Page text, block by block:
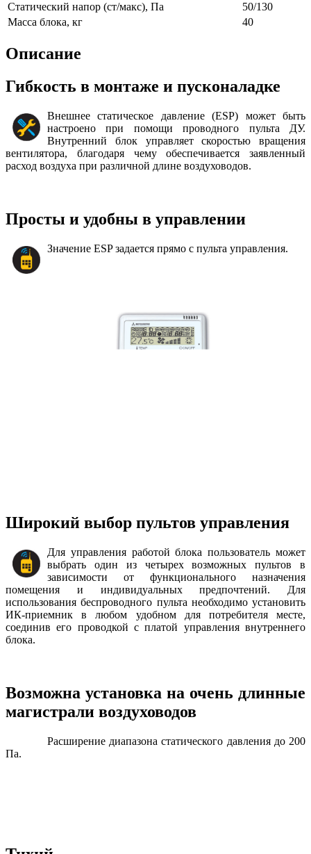
Статический напор (ст/макс), Па
50/130
Масса блока, кг
40
Описание
Гибкость в монтаже и пусконаладке
Внешнее статическое давление (ESP) может быть
настроено при помощи проводного пульта ДУ.
Внутренний блок управляет скоростью вращения
вентилятора, благодаря чему обеспечивается заявленный
расход воздуха при различной длине воздуховодов.
Просты и удобны в управлении
Значение ESP задается прямо с пульта управления.
Широкий выбор пультов управления
Для управления работой блока пользователь может
выбрать один из четырех возможных пультов в
зависимости от функционального назначения
помещения и индивидуальных предпочтений. Для
использования беспроводного пульта необходимо установить
ИК-приемник в любом удобном для потребителя месте,
соединив его проводкой с платой управления внутреннего
блока.
Возможна установка на очень длинные
магистрали воздуховодов
Расширение диапазона статического давления до 200
Па.